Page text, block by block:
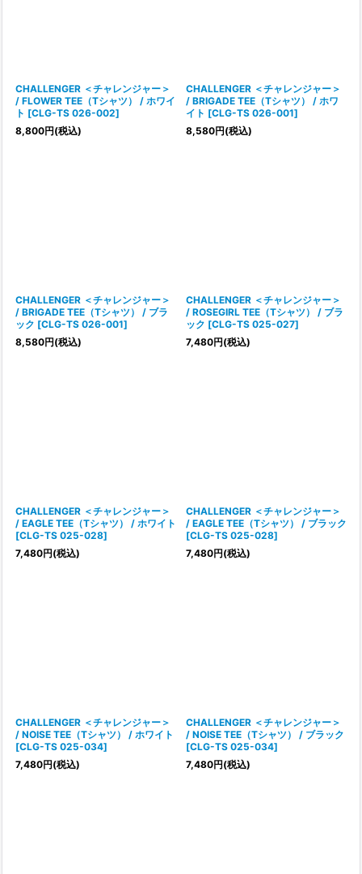
CHALLENGER ＜チャレンジャー＞
/ FLOWER TEE（Tシャツ） / ホワイ
ト [CLG-TS 026-002]
8,800円(税込)
CHALLENGER ＜チャレンジャー＞
/ BRIGADE TEE（Tシャツ） / ホワ
イト [CLG-TS 026-001]
8,580円(税込)
CHALLENGER ＜チャレンジャー＞
/ BRIGADE TEE（Tシャツ） / ブラ
ック [CLG-TS 026-001]
8,580円(税込)
CHALLENGER ＜チャレンジャー＞
/ ROSEGIRL TEE（Tシャツ） / ブラ
ック [CLG-TS 025-027]
7,480円(税込)
CHALLENGER ＜チャレンジャー＞
/ EAGLE TEE（Tシャツ） / ホワイト
[CLG-TS 025-028]
7,480円(税込)
CHALLENGER ＜チャレンジャー＞
/ EAGLE TEE（Tシャツ） / ブラック
[CLG-TS 025-028]
7,480円(税込)
CHALLENGER ＜チャレンジャー＞
/ NOISE TEE（Tシャツ） / ホワイト
[CLG-TS 025-034]
7,480円(税込)
CHALLENGER ＜チャレンジャー＞
/ NOISE TEE（Tシャツ） / ブラック
[CLG-TS 025-034]
7,480円(税込)